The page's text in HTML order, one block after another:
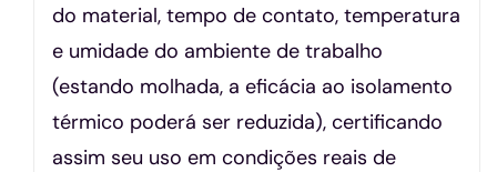
do material, tempo de contato, temperatura
e umidade do ambiente de trabalho
(estando molhada, a eficácia ao isolamento
térmico poderá ser reduzida), certificando
assim seu uso em condições reais de